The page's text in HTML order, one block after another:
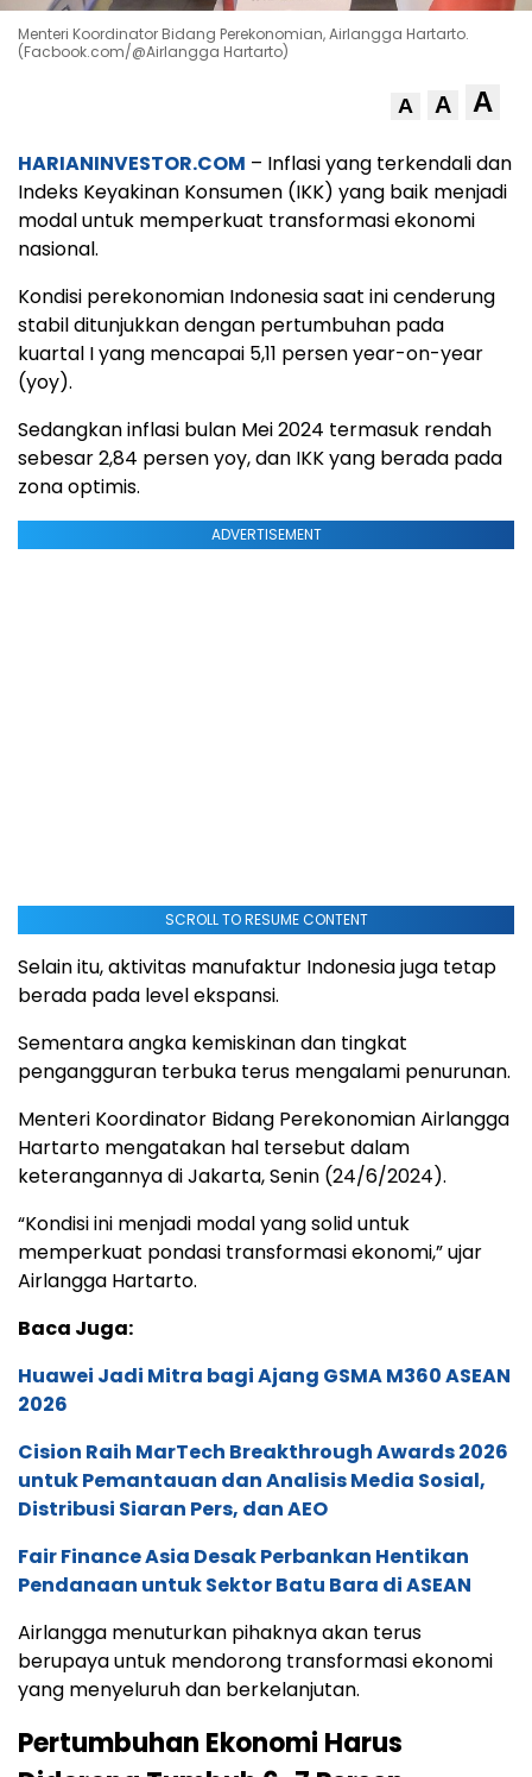
Menteri Koordinator Bidang Perekonomian, Airlangga Hartarto.
(Facbook.com/@Airlangga Hartarto)
A A A
HARIANINVESTOR.COM – Inflasi yang terkendali dan
Indeks Keyakinan Konsumen (IKK) yang baik menjadi
modal untuk memperkuat transformasi ekonomi
nasional.
Kondisi perekonomian Indonesia saat ini cenderung
stabil ditunjukkan dengan pertumbuhan pada
kuartal I yang mencapai 5,11 persen year-on-year
(yoy).
Sedangkan inflasi bulan Mei 2024 termasuk rendah
sebesar 2,84 persen yoy, dan IKK yang berada pada
zona optimis.
ADVERTISEMENT
SCROLL TO RESUME CONTENT
Selain itu, aktivitas manufaktur Indonesia juga tetap
berada pada level ekspansi.
Sementara angka kemiskinan dan tingkat
pengangguran terbuka terus mengalami penurunan.
Menteri Koordinator Bidang Perekonomian Airlangga
Hartarto mengatakan hal tersebut dalam
keterangannya di Jakarta, Senin (24/6/2024).
“Kondisi ini menjadi modal yang solid untuk
memperkuat pondasi transformasi ekonomi,” ujar
Airlangga Hartarto.
Baca Juga:
Huawei Jadi Mitra bagi Ajang GSMA M360 ASEAN
2026
Cision Raih MarTech Breakthrough Awards 2026
untuk Pemantauan dan Analisis Media Sosial,
Distribusi Siaran Pers, dan AEO
Fair Finance Asia Desak Perbankan Hentikan
Pendanaan untuk Sektor Batu Bara di ASEAN
Airlangga menuturkan pihaknya akan terus
berupaya untuk mendorong transformasi ekonomi
yang menyeluruh dan berkelanjutan.
Pertumbuhan Ekonomi Harus